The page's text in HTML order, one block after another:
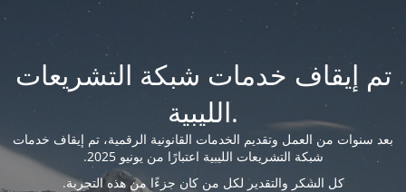
تم إيقاف خدمات شبكة التشريعات
الليبية.
بعد سنوات من العمل وتقديم الخدمات القانونية الرقمية، تم إيقاف خدمات
شبكة التشريعات الليبية اعتبارًا من يونيو 2025.
كل الشكر والتقدير لكل من كان جزءًا من هذه التجربة.